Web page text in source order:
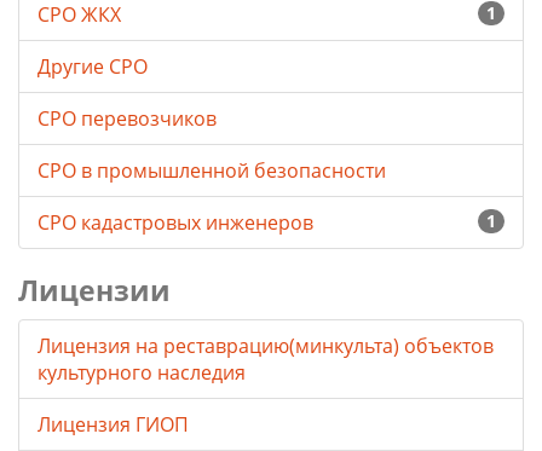
1
СРО ЖКХ
Другие СРО
СРО перевозчиков
СРО в промышленной безопасности
1
СРО кадастровых инженеров
Лицензии
Лицензия на реставрацию(минкульта) объектов
культурного наследия
Лицензия ГИОП